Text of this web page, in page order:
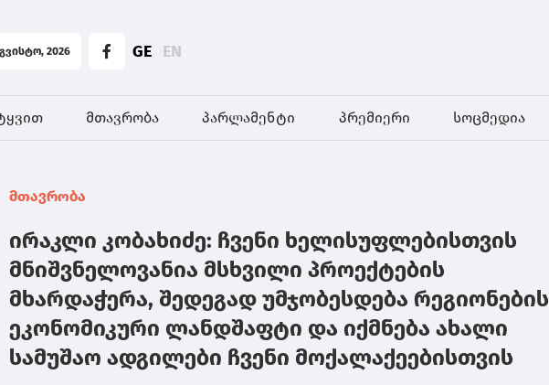
2026 GE EN
მთავრობა პარლამენტი პრემიერი სოცმედია
მთავრობა
ირაკლი კობახიძე: ჩვენი ხელისუფლებისთვის
მნიშვნელოვანია მსხვილი პროექტების
მხარდაჭერა, შედეგად უმჯობესდება რეგიონების
ეკონომიკური ლანდშაფტი და იქმნება ახალი
სამუშაო ადგილები ჩვენი მოქალაქეებისთვის